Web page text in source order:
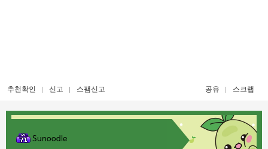
추천확인 신고 스팸신고 공유 스크랩
Sunoodle